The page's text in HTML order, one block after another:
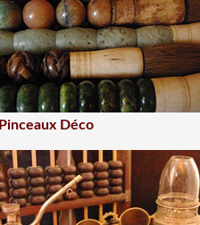
Pinceaux Déco